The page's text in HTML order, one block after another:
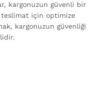
kargonuzun güvenli bir
teslimat için optimize
kargonuzun güvenliği